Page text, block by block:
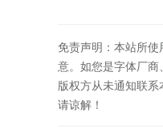
免责声明：本站所
意。如您是字体厂
版权方从未通知联
请谅解！